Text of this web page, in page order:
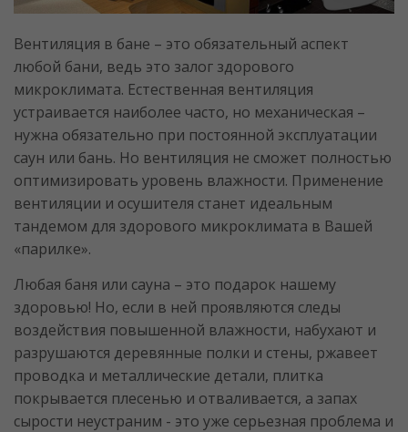
Вентиляция в бане – это обязательный аспект
любой бани, ведь это залог здорового
микроклимата. Естественная вентиляция
устраивается наиболее часто, но механическая –
нужна обязательно при постоянной эксплуатации
саун или бань. Но вентиляция не сможет полностью
оптимизировать уровень влажности. Применение
вентиляции и осушителя станет идеальным
тандемом для здорового микроклимата в Вашей
«парилке».
Любая баня или сауна – это подарок нашему
здоровью! Но, если в ней проявляются следы
воздействия повышенной влажности, набухают и
разрушаются деревянные полки и стены, ржавеет
проводка и металлические детали, плитка
покрывается плесенью и отваливается, а запах
сырости неустраним - это уже серьезная проблема и